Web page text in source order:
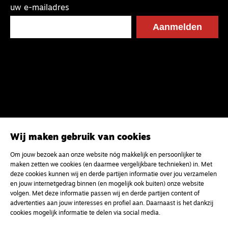
uw e-mailadres
Wij maken gebruik van cookies
Om jouw bezoek aan onze website nóg makkelijk en persoonlijker te
maken zetten we cookies (en daarmee vergelijkbare technieken) in. Met
deze cookies kunnen wij en derde partijen informatie over jou verzamelen
en jouw internetgedrag binnen (en mogelijk ook buiten) onze website
volgen. Met deze informatie passen wij en derde partijen content of
advertenties aan jouw interesses en profiel aan. Daarnaast is het dankzij
cookies mogelijk informatie te delen via social media.